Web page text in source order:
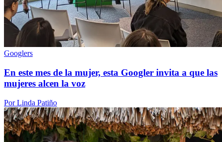
Googlers
En este mes de la mujer, esta Googler invita a que las
mujeres alcen la voz
Por Linda Patiño